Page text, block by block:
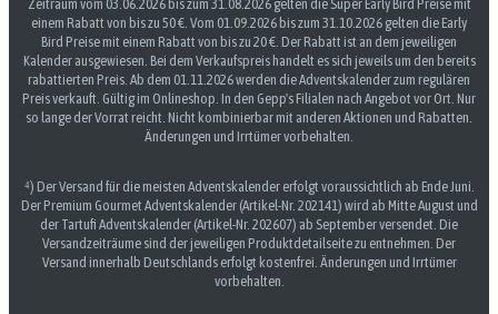
Zeitraum vom 03.06.2026 bis zum 31.08.2026 gelten die Super Early Bird Preise mit
einem Rabatt von bis zu 50 €. Vom 01.09.2026 bis zum 31.10.2026 gelten die Early
Bird Preise mit einem Rabatt von bis zu 20 €. Der Rabatt ist an dem jeweiligen
Kalender ausgewiesen. Bei dem Verkaufspreis handelt es sich jeweils um den bereits
rabattierten Preis. Ab dem 01.11.2026 werden die Adventskalender zum regulären
Preis verkauft. Gültig im Onlineshop. In den Gepp's Filialen nach Angebot vor Ort. Nur
so lange der Vorrat reicht. Nicht kombinierbar mit anderen Aktionen und Rabatten.
Änderungen und Irrtümer vorbehalten.
⁴) Der Versand für die meisten Adventskalender erfolgt voraussichtlich ab Ende Juni.
Der Premium Gourmet Adventskalender (Artikel-Nr. 202141) wird ab Mitte August und
der Tartufi Adventskalender (Artikel-Nr. 202607) ab September versendet. Die
Versandzeiträume sind der jeweiligen Produktdetailseite zu entnehmen. Der
Versand innerhalb Deutschlands erfolgt kostenfrei. Änderungen und Irrtümer
vorbehalten.